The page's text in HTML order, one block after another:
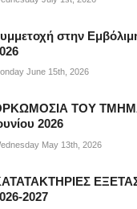
στην
June 15th, 2026
ΤΟΥ
2026
May 13th, 2026
2027